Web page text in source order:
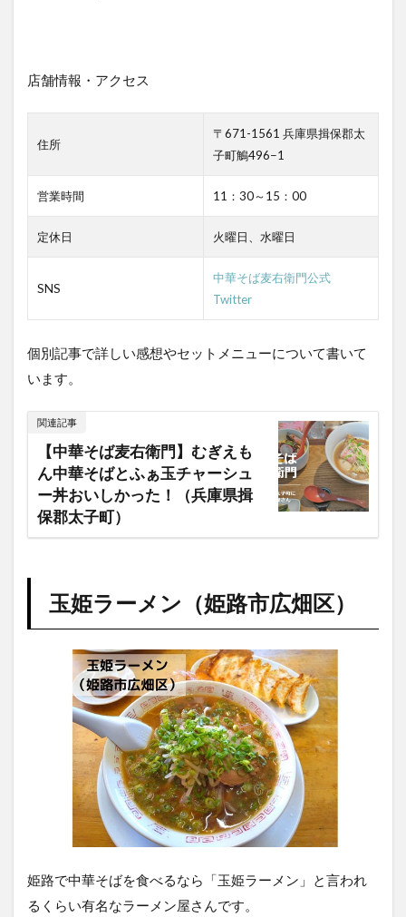
店舗情報・アクセス
住所
〒671-1561 兵庫県揖保郡太
子町鵤496−1
営業時間 11：30～15：00
定休日 火曜日、水曜日
SNS
中華そば麦右衛門公式
Twitter
個別記事で詳しい感想やセットメニューについて書いて
います。
関連記事
【中華そば麦右衛門】むぎえも
ん中華そばとふぁ玉チャーシュ
ー丼おいしかった！（兵庫県揖
保郡太子町）
玉姫ラーメン（姫路市広畑区）
姫路で中華そばを食べるなら「玉姫ラーメン」と言われ
るくらい有名なラーメン屋さんです。